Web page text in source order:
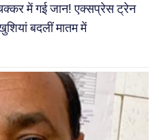
में गई जान! एक्सप्रेस ट्रेन
बदलीं मातम में